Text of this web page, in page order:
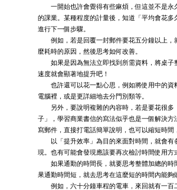
一開始也許會覺得有些麻煩，但這並不是永
的課業。某種程度的計量後，知道「平均會花多
進行下一個步驟。
例如，若是回覆一封郵件要花五分鐘以上，
麼耗時的原因，然後思考如何改善。
如果是因為無法立即找到所需資料，將桌子
速度就會顯著地提升吧！
也許還可以花一點心思，例如將使用中的資
電腦裡，或是更詳細地去分門別類等。
另外，要說明複雜的內容時，若是要花很多
子」，學習商業書信的寫法似乎也是一個解決方
寫郵件，直接打電話簡單說明，也可以縮短時間
以「提升效率」為目的來面對時間，就會有
現。也有可能會發現應該要再次檢討時間使用方
如果通勤的時間長，就要思考整體加總的時
果通勤時間短，就去思考在這麼短的時間內能夠
例如，六十分鐘車程的電車，來回就有一百